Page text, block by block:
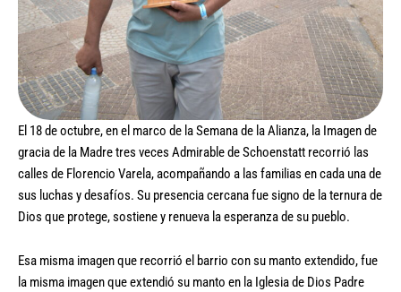
El 18 de octubre, en el marco de la Semana de la Alianza, la Imagen de
gracia de la Madre tres veces Admirable de Schoenstatt recorrió las
calles de Florencio Varela, acompañando a las familias en cada una de
sus luchas y desafíos. Su presencia cercana fue signo de la ternura de
Dios que protege, sostiene y renueva la esperanza de su pueblo.
Esa misma imagen que recorrió el barrio con su manto extendido, fue
la misma imagen que extendió su manto en la Iglesia de Dios Padre